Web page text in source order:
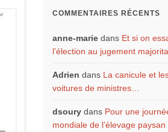
COMMENTAIRES RÉCENTS
anne-marie dans Et si on
l’élection au jugement
Adrien dans La canicule et
voitures de ministres…
dsoury dans Pour une
mondiale de l’élevage